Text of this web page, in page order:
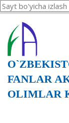
FANLAR
OLIMLAR